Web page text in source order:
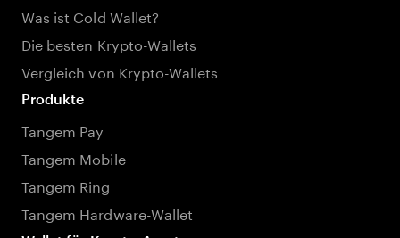
Was ist Cold Wallet?
Die besten Krypto-Wallets
Vergleich von Krypto-Wallets
Produkte
Tangem Pay
Tangem Mobile
Tangem Ring
Tangem Hardware-Wallet